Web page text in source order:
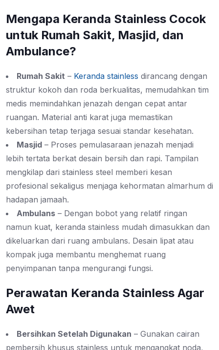
Mengapa Keranda Stainless Cocok
untuk Rumah Sakit, Masjid, dan
Ambulance?
Rumah Sakit – Keranda stainless dirancang dengan
struktur kokoh dan roda berkualitas, memudahkan tim
medis memindahkan jenazah dengan cepat antar
ruangan. Material anti karat juga memastikan
kebersihan tetap terjaga sesuai standar kesehatan.
Masjid – Proses pemulasaraan jenazah menjadi
lebih tertata berkat desain bersih dan rapi. Tampilan
mengkilap dari stainless steel memberi kesan
profesional sekaligus menjaga kehormatan almarhum di
hadapan jamaah.
Ambulans – Dengan bobot yang relatif ringan
namun kuat, keranda stainless mudah dimasukkan dan
dikeluarkan dari ruang ambulans. Desain lipat atau
kompak juga membantu menghemat ruang
penyimpanan tanpa mengurangi fungsi.
Perawatan Keranda Stainless Agar
Awet
Bersihkan Setelah Digunakan – Gunakan cairan
pembersih khusus stainless untuk mengangkat noda,